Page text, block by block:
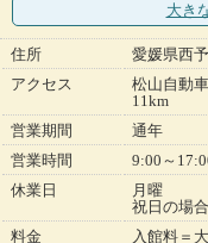
大き
住所
愛媛県西
アクセス
松山自動
11km
営業期間
通年
営業時間
9:00～
休業日
月曜
祝日の場
料金
入館料＝